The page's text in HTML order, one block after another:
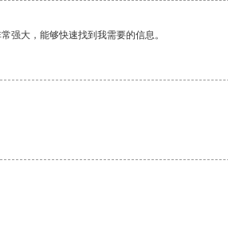
强大，能够快速找到我需要的信息。